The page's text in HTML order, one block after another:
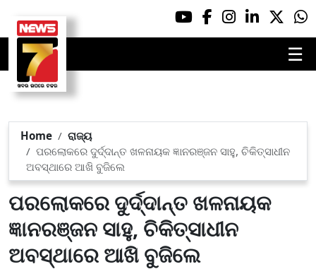
☰
Home
ରାଜ୍ୟ
ପରଲୋକରେ ଦୁର୍ଦ୍ଦାନ୍ତ ଖଳନାୟକ ଜ୍ଞାନରଞ୍ଜନ ସାହୁ, ଚିକିତ୍ସାଧୀନ
ଅବସ୍ଥାରେ ଆଖି ବୁଜିଲେ
ପରଲୋକରେ ଦୁର୍ଦ୍ଦାନ୍ତ ଖଳନାୟକ
ଜ୍ଞାନରଞ୍ଜନ ସାହୁ, ଚିକିତ୍ସାଧୀନ
ଅବସ୍ଥାରେ ଆଖି ବୁଜିଲେ